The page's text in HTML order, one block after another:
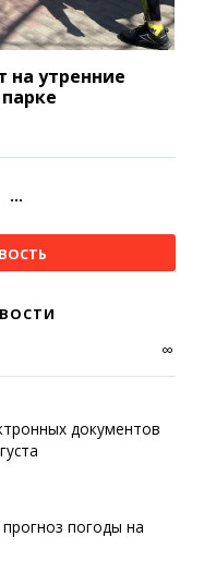
на утренние
...
∞
документов
прогноз погоды на